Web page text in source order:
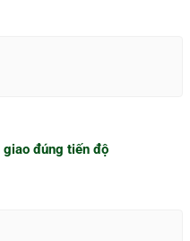
giao đúng tiến độ